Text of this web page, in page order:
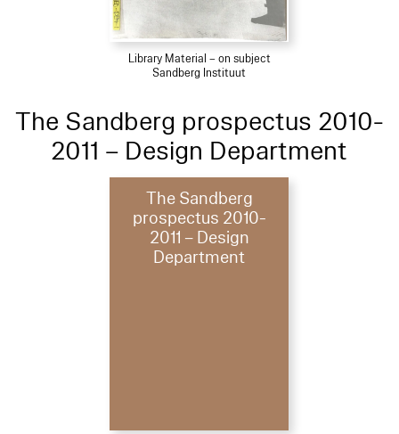
Library Material – on subject
Sandberg Instituut
The Sandberg prospectus 2010-
2011 – Design Department
The Sandberg
prospectus 2010-
2011 – Design
Department